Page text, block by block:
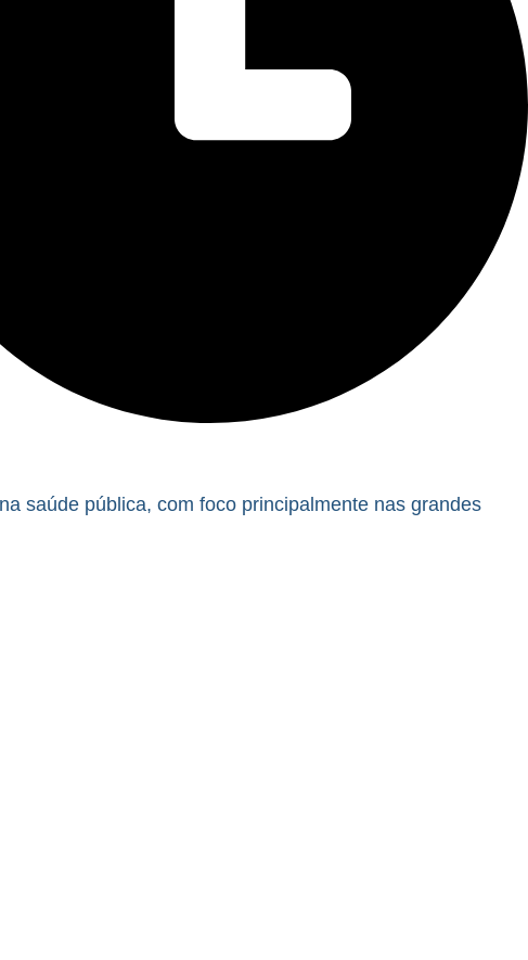
saúde pública, com foco principalmente nas grandes